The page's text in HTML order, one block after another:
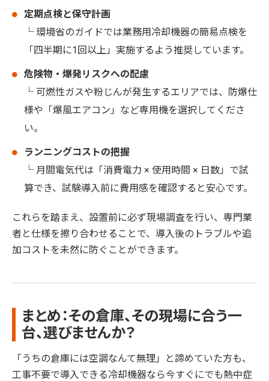
定期点検と保守計画
└ 環境省のガイドでは業務用冷却機器の簡易点検を
「四半期に1回以上」実施するよう推奨しています。
危険物・爆発リスクへの配慮
└ 可燃性ガスや粉じんが発生するエリアでは、防爆仕
様や「爆風エアコン」など専用機を選択してくださ
い。
ランニングコストの把握
└ 月間電気代は「消費電力 × 使用時間 × 日数」で試
算でき、試験導入前に費用感を確認すると安心です。
これらを踏まえ、設置前に必ず現場調査を行い、専門業
者と仕様を擦り合わせることで、導入後のトラブルや追
加コストを未然に防ぐことができます。
まとめ：その倉庫、その現場に合う一
台、選びませんか？
「うちの倉庫には空調なんて無理」と諦めていた方も、
工事不要で導入できる冷却機器なら今すぐにでも熱中症